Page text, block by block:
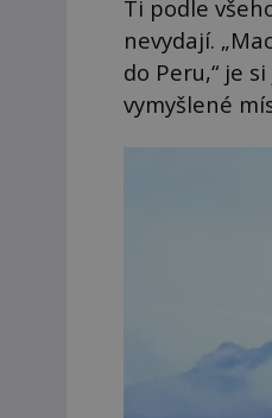
Ti podle
nevydají.
do Peru,“ je
vymyšlené